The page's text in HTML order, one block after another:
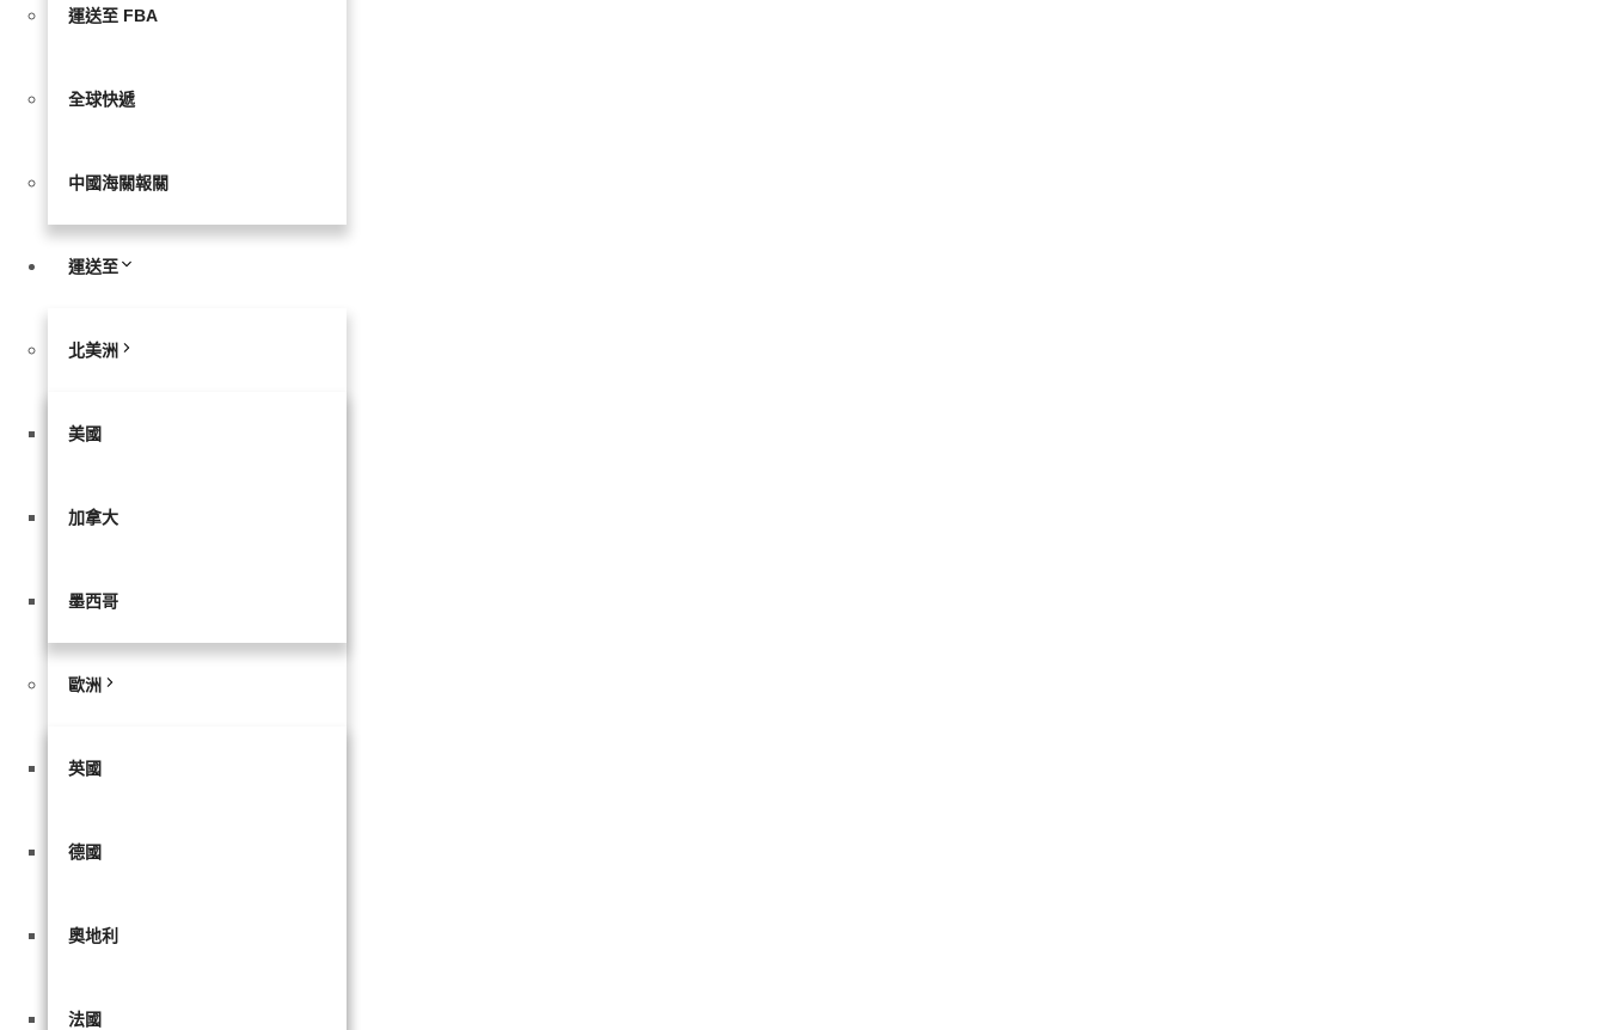
運送至 FBA
全球快遞
中國海關報關
運送至
北美洲
美國
加拿大
墨西哥
歐洲
英國
德國
奧地利
法國